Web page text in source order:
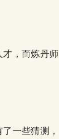
才，而炼丹师
一些猜测，